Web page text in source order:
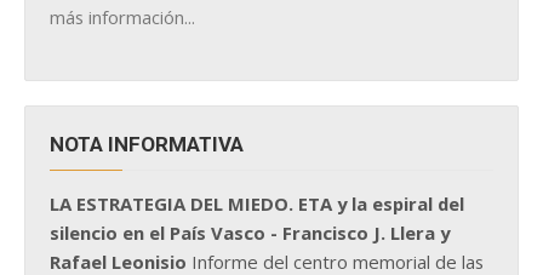
más información...
NOTA INFORMATIVA
LA ESTRATEGIA DEL MIEDO. ETA y la espiral del
silencio en el País Vasco - Francisco J. Llera y
Rafael Leonisio Informe del centro memorial de las